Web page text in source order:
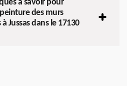
à savoir pour
des murs
Jussas dans le 17130